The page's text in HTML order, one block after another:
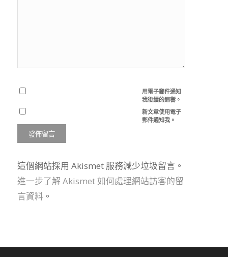
用電子郵件通知
我後續的迴響。
新文章使用電子
郵件通知我。
這個網站採用 Akismet 服務減少垃圾留言。
進一步了解 Akismet 如何處理網站訪客的留
言資料。